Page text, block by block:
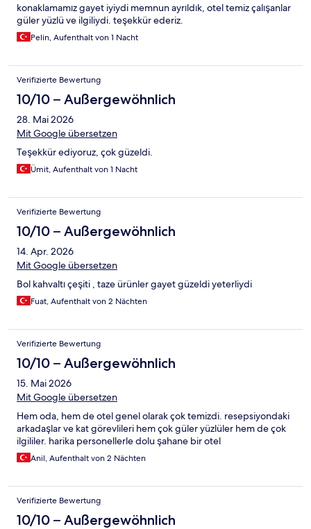
konaklamamız gayet iyiydi memnun ayrıldık, otel temiz çalışanlar
güler yüzlü ve ilgiliydi. teşekkür ederiz.
Pelin, Aufenthalt von 1 Nacht
Verifizierte Bewertung
10/10 – Außergewöhnlich
28. Mai 2026
Mit Google übersetzen
Teşekkür ediyoruz, çok güzeldi.
Ümit, Aufenthalt von 1 Nacht
Verifizierte Bewertung
10/10 – Außergewöhnlich
14. Apr. 2026
Mit Google übersetzen
Bol kahvaltı çeşiti , taze ürünler gayet güzeldi yeterliydi
Fuat, Aufenthalt von 2 Nächten
Verifizierte Bewertung
10/10 – Außergewöhnlich
15. Mai 2026
Mit Google übersetzen
Hem oda, hem de otel genel olarak çok temizdi. resepsiyondaki
arkadaşlar ve kat görevlileri hem çok güler yüzlüler hem de çok
ilgililer. harika personellerle dolu şahane bir otel
Anil, Aufenthalt von 2 Nächten
Verifizierte Bewertung
10/10 – Außergewöhnlich